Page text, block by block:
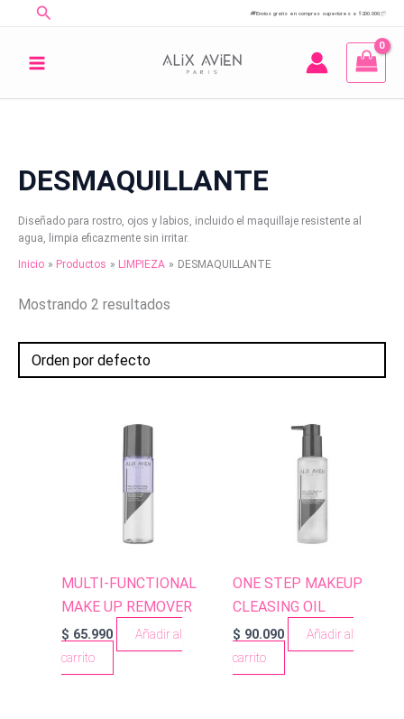
contenido
Buscar 🚚Envíos gratis en compras superiores a $200.000📦
DESMAQUILLANTE
Diseñado para rostro, ojos y labios, incluido el maquillaje resistente al
agua, limpia eficazmente sin irritar.
Inicio Productos LIMPIEZA DESMAQUILLANTE
Mostrando 2 resultados
MULTI-FUNCTIONAL
MAKE UP REMOVER
$ 65.990
Añadir al
carrito
ONE STEP MAKEUP
CLEASING OIL
$ 90.090
Añadir al
carrito